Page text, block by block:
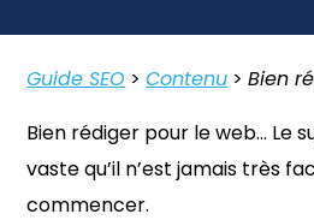
Guide SEO >Contenu >Bien
Bien rédiger pour le web… Le
vaste qu’il n’est jamais très
commencer.